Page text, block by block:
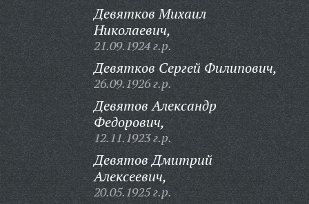
Девятков Михаил
Николаевич,
21.09.1924 г.р.
Девятков Сергей Филипович,
26.09.1926 г.р.
Девятов Александр
Федорович,
12.11.1923 г.р.
Девятов Дмитрий
Алексеевич,
20.05.1925 г.р.